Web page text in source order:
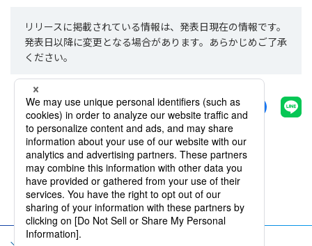
リリースに掲載されている情報は、発表日現在の情報です。
発表日以降に変更となる場合があります。あらかじめご了承
ください。
シェアする
一覧へ戻る